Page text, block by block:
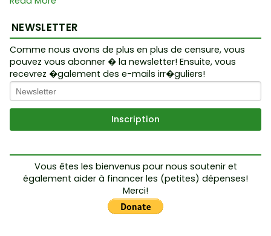
yRaoult
smusMarionnetteRéalité virtuelleUk
raine Conflict Apocalypse Education
ourtillan Welt ist eine LügeRésistan
ceSetupQuantum ComputerVieF
CCCyber pandemie
GrammaireSequenzierungWahle
Corona Faschismus mRNA
Zionis
SovereignSurpopulation
NEWSLETTER
Comme nous avons de plus en plus de censure, vous
pouvez vous abonner � la newsletter! Ensuite, vous
recevrez �galement des e-mails irr�guliers!
Vous êtes les bienvenus pour nous soutenir et
également aider à financer les (petites) dépenses!
Merci!